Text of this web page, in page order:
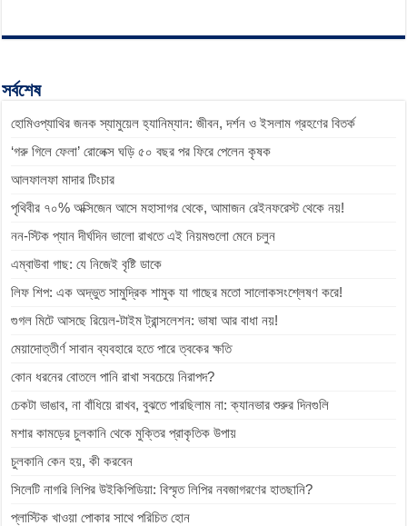
o
k
g
e
p
p
a
m
n
k
সর্বশেষ
হোমিওপ্যাথির জনক স্যামুয়েল হ্যানিম্যান: জীবন, দর্শন ও ইসলাম গ্রহণের বিতর্ক
‘গরু গিলে ফেলা’ রোলেক্স ঘড়ি ৫০ বছর পর ফিরে পেলেন কৃষক
আলফালফা মাদার টিংচার
পৃথিবীর ৭০% অক্সিজেন আসে মহাসাগর থেকে, আমাজন রেইনফরেস্ট থেকে নয়!
নন-স্টিক প্যান দীর্ঘদিন ভালো রাখতে এই নিয়মগুলো মেনে চলুন
এম্বাউবা গাছ: যে নিজেই বৃষ্টি ডাকে
লিফ শিপ: এক অদ্ভুত সামুদ্রিক শামুক যা গাছের মতো সালোকসংশ্লেষণ করে!
গুগল মিটে আসছে রিয়েল-টাইম ট্রান্সলেশন: ভাষা আর বাধা নয়!
মেয়াদোত্তীর্ণ সাবান ব্যবহারে হতে পারে ত্বকের ক্ষতি
কোন ধরনের বোতলে পানি রাখা সবচেয়ে নিরাপদ?
চেকটা ভাঙাব, না বাঁধিয়ে রাখব, বুঝতে পারছিলাম না: ক্যানভার শুরুর দিনগুলি
মশার কামড়ের চুলকানি থেকে মুক্তির প্রাকৃতিক উপায়
চুলকানি কেন হয়, কী করবেন
সিলেটি নাগরি লিপির উইকিপিডিয়া: বিস্মৃত লিপির নবজাগরণের হাতছানি?
প্লাস্টিক খাওয়া পোকার সাথে পরিচিত হোন